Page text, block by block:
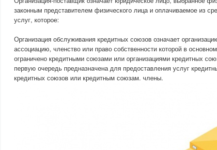
законным представителем физического лица и оплачиваемое из
услуг, которое:
Организация обслуживания кредитных союзов означает
ассоциацию, членство или право собственности которой в
ограничено кредитными союзами или организациями кредитных
первую очередь предназначена для предоставления услуг
кредитных союзов или кредитным союзам. члены.